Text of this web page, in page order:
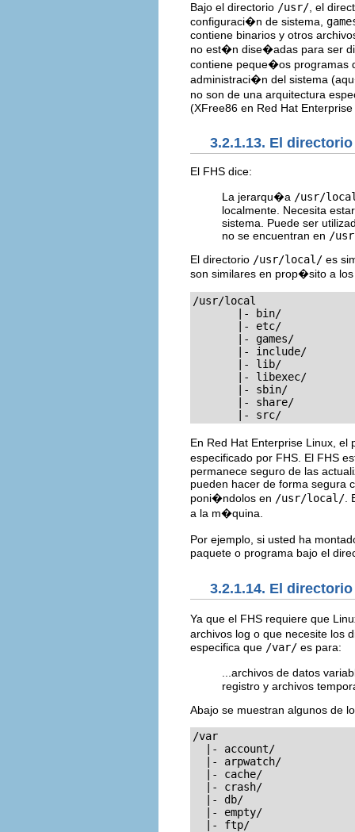
Bajo el directorio /usr/ , el
configuraci�n de sistema,
contiene binarios y otros
no est�n dise�adas para ser
contiene peque�os programas
administraci�n del sistema
no son de una arquitectura
(XFree86 en Red Hat
3.2.1.13. El
El FHS dice:
La jerarqu�a /usr/
localmente. Necesita
sistema. Puede ser
no se encuentran en /usr
El directorio /usr/local/ es
son similares en prop�sito a
/usr/local
       |- bin/
       |- etc/
       |- games/
       |- include/
       |- lib/
       |- libexec/
       |- sbin/
       |- share/
       |- src/
En Red Hat Enterprise Linux,
especificado por FHS. El FHS
permanece seguro de las
pueden hacer de forma segura
poni�ndolos en /usr/local/
a la m�quina.
Por ejemplo, si usted ha
paquete o programa bajo el
3.2.1.14. El
Ya que el FHS requiere que
archivos log o que necesite los
especifica que /var/ es para:
...archivos de datos
registro y archivos
Abajo se muestran algunos de
/var
  |- account/
  |- arpwatch/
  |- cache/
  |- crash/
  |- db/
  |- empty/
  |- ftp/